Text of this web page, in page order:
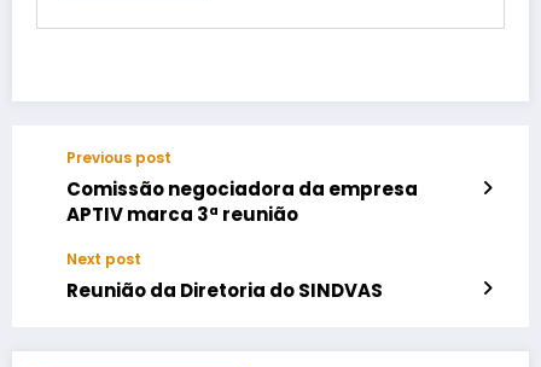
Previous post
Comissão negociadora da empresa
APTIV marca 3ª reunião
Next post
Reunião da Diretoria do SINDVAS